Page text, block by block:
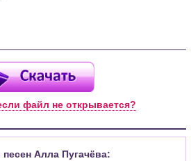
файл не открывается?
Алла Пугачёва: